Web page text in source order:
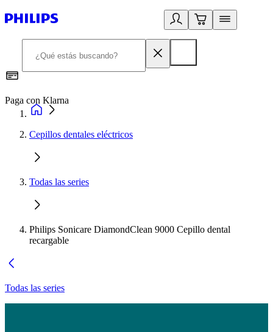
Paga con Klarna
Cepillos dentales eléctricos
Todas las series
Philips Sonicare DiamondClean 9000 Cepillo dental
recargable
Todas las series